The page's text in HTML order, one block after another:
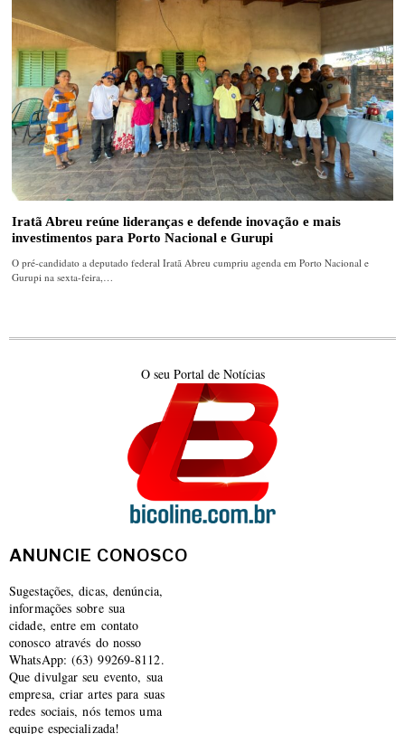
Iratã Abreu reúne lideranças e defende inovação e mais
investimentos para Porto Nacional e Gurupi
O pré-candidato a deputado federal Iratã Abreu cumpriu agenda em Porto Nacional e
Gurupi na sexta-feira,…
O seu Portal de Notícias
ANUNCIE CONOSCO
Sugestações, dicas, denúncia,
informações sobre sua
cidade, entre em contato
conosco através do nosso
WhatsApp: (63) 99269-8112.
Que divulgar seu evento, sua
empresa, criar artes para suas
redes sociais, nós temos uma
equipe especializada!